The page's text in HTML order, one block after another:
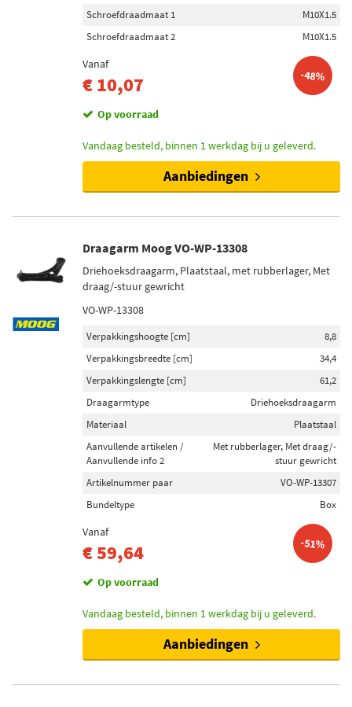
Schroefdraadmaat 1
M10X1.5
Schroefdraadmaat 2
M10X1.5
Vanaf
€ 10,07 -48%
Op voorraad
Vandaag besteld, binnen 1 werkdag bij u geleverd.
Aanbiedingen
Draagarm Moog VO-WP-13308
Driehoeksdraagarm, Plaatstaal, met rubberlager, Met
draag/-stuur gewricht
VO-WP-13308
Verpakkingshoogte [cm]
8,8
Verpakkingsbreedte [cm]
34,4
Verpakkingslengte [cm]
61,2
Draagarmtype
Driehoeksdraagarm
Materiaal
Plaatstaal
Aanvullende artikelen /
Aanvullende info 2
Met rubberlager, Met draag/-
stuur gewricht
Artikelnummer paar
VO-WP-13307
Bundeltype
Box
Vanaf
€ 59,64 -51%
Op voorraad
Vandaag besteld, binnen 1 werkdag bij u geleverd.
Aanbiedingen